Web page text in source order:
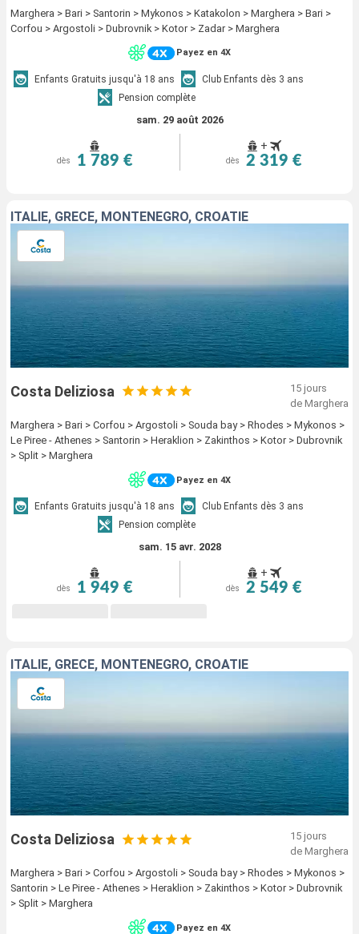
Marghera > Bari > Santorin > Mykonos > Katakolon > Marghera > Bari >
Corfou > Argostoli > Dubrovnik > Kotor > Zadar > Marghera
Payez en 4X
Enfants Gratuits jusqu'à 18 ans
Club Enfants dès 3 ans
Pension complète
sam. 29 août 2026
dès 1 789 €
+
dès 2 319 €
ITALIE, GRÈCE, MONTENEGRO, CROATIE
Costa Deliziosa
15 jours
de Marghera
Marghera > Bari > Corfou > Argostoli > Souda bay > Rhodes > Mykonos >
Le Piree - Athenes > Santorin > Heraklion > Zakinthos > Kotor > Dubrovnik
> Split > Marghera
Payez en 4X
Enfants Gratuits jusqu'à 18 ans
Club Enfants dès 3 ans
Pension complète
sam. 15 avr. 2028
dès 1 949 €
+
dès 2 549 €
ITALIE, GRÈCE, MONTENEGRO, CROATIE
Costa Deliziosa
15 jours
de Marghera
Marghera > Bari > Corfou > Argostoli > Souda bay > Rhodes > Mykonos >
Santorin > Le Piree - Athenes > Heraklion > Zakinthos > Kotor > Dubrovnik
> Split > Marghera
Payez en 4X